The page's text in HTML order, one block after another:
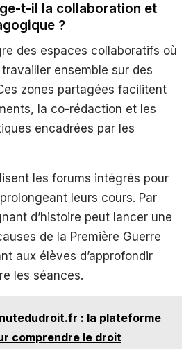
t-il la collaboration et
?
des espaces collaboratifs où
ensemble sur des
zones partagées facilitent
la co-rédaction et les
encadrées par les
les forums intégrés pour
leurs cours. Par
d’histoire peut lancer une
de la Première Guerre
aux élèves d’approfondir
les séances.
: la plateforme
comprendre le droit